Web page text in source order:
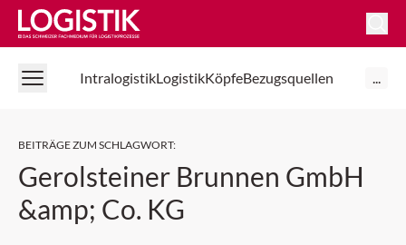
Logistik Online
IntralogistikLogistikKöpfeBezugsquellen ...
BEITRÄGE ZUM SCHLAGWORT:
Gerolsteiner Brunnen GmbH
&amp; Co. KG